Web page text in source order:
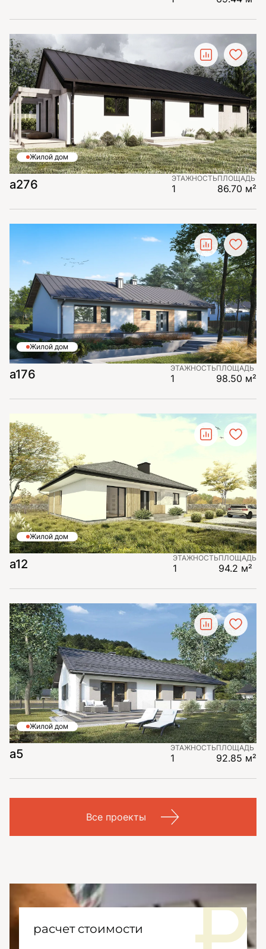
Жилой дом
а276 ЭТАЖНОСТЬ
1
ПЛОЩАДЬ
86.70 м²
Жилой дом
a176 ЭТАЖНОСТЬ
1
ПЛОЩАДЬ
98.50 м²
Жилой дом
a12 ЭТАЖНОСТЬ
1
ПЛОЩАДЬ
94.2 м²
Жилой дом
a5 ЭТАЖНОСТЬ
1
ПЛОЩАДЬ
92.85 м²
Все проекты
расчет стоимости